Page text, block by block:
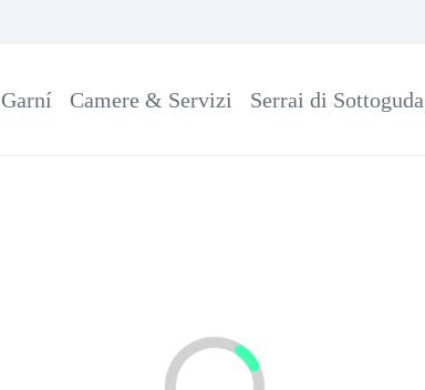
Garní Camere & Servizi Serrai di Sottoguda